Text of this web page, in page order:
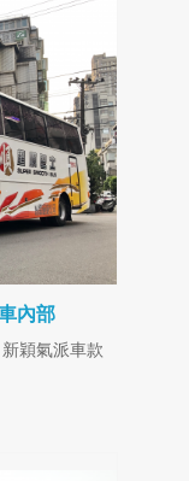
內部
穎氣派車款